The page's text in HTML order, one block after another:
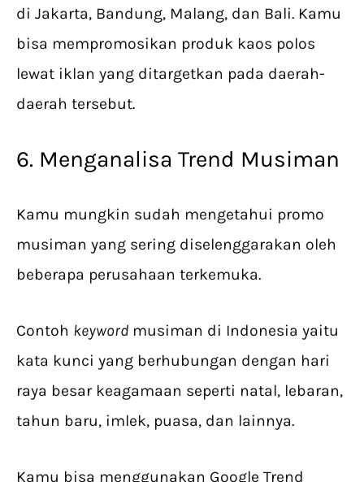
di Jakarta, Bandung, Malang, dan Bali. Kamu
bisa mempromosikan produk kaos polos
lewat iklan yang ditargetkan pada daerah-
daerah tersebut.
6. Menganalisa Trend Musiman
Kamu mungkin sudah mengetahui promo
musiman yang sering diselenggarakan oleh
beberapa perusahaan terkemuka.
Contoh keyword musiman di Indonesia yaitu
kata kunci yang berhubungan dengan hari
raya besar keagamaan seperti natal, lebaran,
tahun baru, imlek, puasa, dan lainnya.
Kamu bisa menggunakan Google Trend